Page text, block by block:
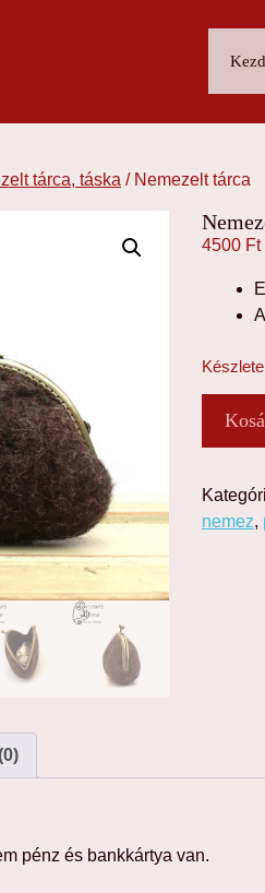
tárca, táska / Nemezelt tárca
4500 Ft
tárca
nemez,
pénz és bankkártya van.